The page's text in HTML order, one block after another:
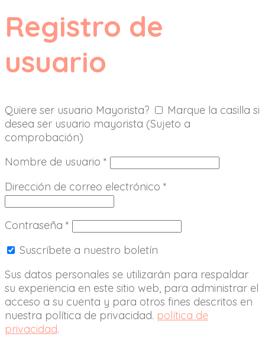
Registro de
usuario
Quiere ser usuario Mayorista?
Marque la casilla si
desea ser usuario mayorista (Sujeto a
comprobación)
Nombre de usuario *
Dirección de correo electrónico *
Contraseña *
Suscríbete a nuestro boletín
Sus datos personales se utilizarán para respaldar
su experiencia en este sitio web, para administrar el
acceso a su cuenta y para otros fines descritos en
nuestra política de privacidad. política de
privacidad.